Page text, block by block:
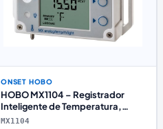
ONSET HOBO
HOBO MX1104 – Registrador
Inteligente de Temperatura,
Humedad, Luz y Entrada
MX1104